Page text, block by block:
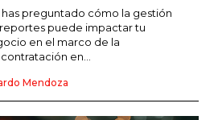
Y MEJORA CONTINUA
has preguntado cómo la gestión
puede impactar tu
en el marco de la
en...
Mendoza